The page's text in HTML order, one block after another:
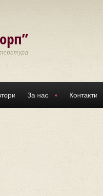
За нас Контакти